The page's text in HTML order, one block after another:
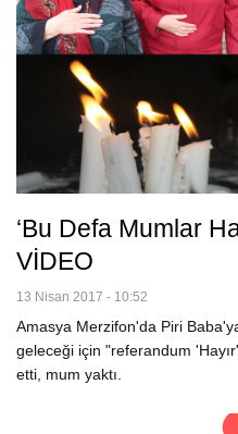
‘Bu Defa Mumlar
VİDEO
13 Nisan 2017 - 10:52
Amasya Merzifon'da Piri
geleceği için "referandum
etti, mum yaktı.